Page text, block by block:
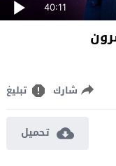
40:11
شارك تبليغ
تحميل